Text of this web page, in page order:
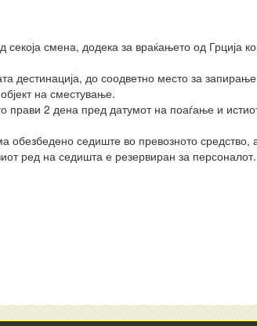
смена, додека за враќањето од Грција
дестинација, до соодветно место за
на сместување.
прави 2 дена пред датумот на поаѓање и
обезбедено седиште во превозното
ред на седишта е резервиран за персоналот.